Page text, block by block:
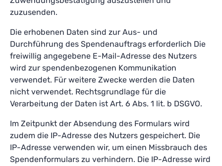
zuzusenden.
Die erhobenen Daten sind zur Aus- und
Durchführung des Spendenauftrags erforderlich Die
freiwillig angegebene E-Mail-Adresse des Nutzers
wird zur spendenbezogenen Kommunikation
verwendet. Für weitere Zwecke werden die Daten
nicht verwendet. Rechtsgrundlage für die
Verarbeitung der Daten ist Art. 6 Abs. 1 lit. b DSGVO.
Im Zeitpunkt der Absendung des Formulars wird
zudem die IP-Adresse des Nutzers gespeichert. Die
IP-Adresse verwenden wir, um einen Missbrauch des
Spendenformulars zu verhindern. Die IP-Adresse wird